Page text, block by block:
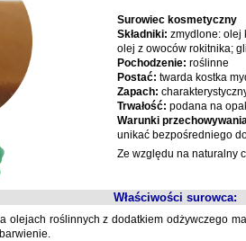
Surowiec kosmetyczny
Składniki: zmydlone: olej
olej z owoców rokitnika;
Pochodzenie: roślinne
Postać: twarda kostka
Zapach:
Trwałość: podana na
Warunki
unikać bezpośredniego
Ze względu na naturalny
Właściwości surowca:
olejach roślinnych z dodatkiem odżywczego